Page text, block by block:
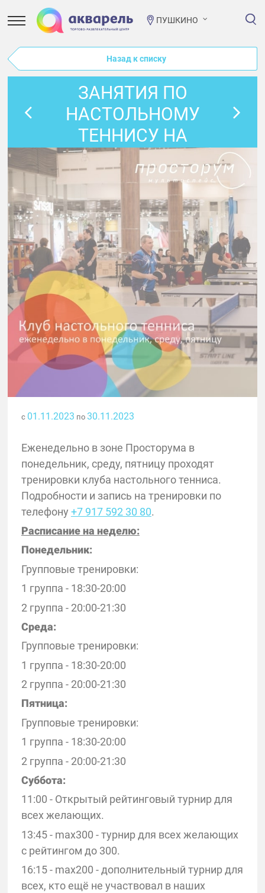
ПУШКИНО
Назад к списку
ЗАНЯТИЯ ПО
НАСТОЛЬНОМУ
ТЕННИСУ НА
НОЯБРЬ
с 01.11.2023 по 30.11.2023
Еженедельно в зоне Просторума в
понедельник, среду, пятницу проходят
тренировки клуба настольного тенниса.
Подробности и запись на тренировки по
телефону +7 917 592 30 80.
Расписание на неделю:
Понедельник:
Групповые тренировки:
1 группа - 18:30-20:00
2 группа - 20:00-21:30
Среда:
Групповые тренировки:
1 группа - 18:30-20:00
2 группа - 20:00-21:30
Пятница:
Групповые тренировки:
1 группа - 18:30-20:00
2 группа - 20:00-21:30
Суббота:
11:00 - Открытый рейтинговый турнир для
всех желающих.
13:45 - max300 - турнир для всех желающих
с рейтингом до 300.
16:15 - max200 - дополнительный турнир для
всех, кто ещё не участвовал в наших